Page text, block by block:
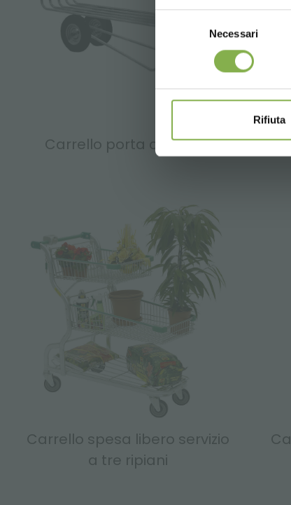
Necessari
Rifiuta
Carrello porta cassette
Carrello spesa libero servizio
a tre ripiani
* Sconti